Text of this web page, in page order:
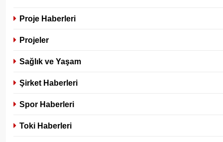
Proje Haberleri
Projeler
Sağlık ve Yaşam
Şirket Haberleri
Spor Haberleri
Toki Haberleri